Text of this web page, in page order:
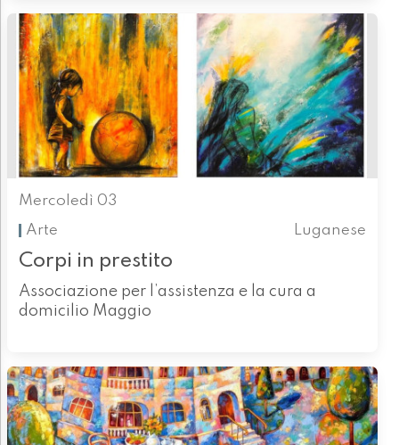
Mercoledì 03
Arte
Luganese
Corpi in prestito
Associazione per l’assistenza e la cura a
domicilio Maggio